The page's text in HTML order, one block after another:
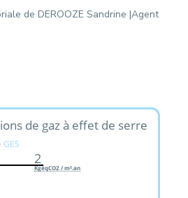
de DEROOZE Sandrine |Agent
de gaz à effet de serre
2
KgéqCO2 / m².an